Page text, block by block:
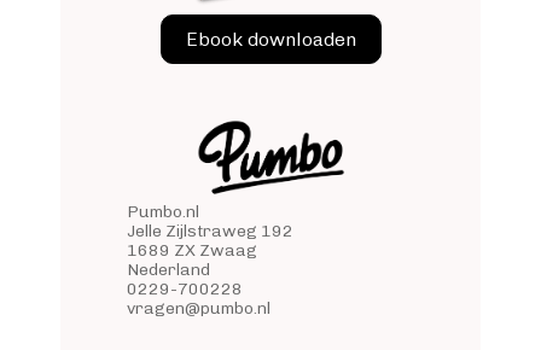
Pumbo.nl
Jelle Zijlstraweg 192
1689 ZX Zwaag
Nederland
0229-700228
vragen@pumbo.nl
Ebook downloaden